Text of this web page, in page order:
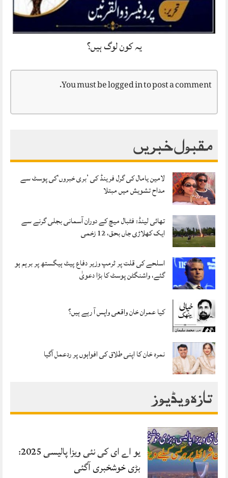
یہ کون لوگ ہیں؟
You must belogged into post a comment.
مقبول خبریں
لامین یامال کی گرل فرینڈ کی ’بری خبروں‘کی پوسٹ سے
مداح تشویش میں مبتلا
تھائی لینڈ: فٹبال میچ کے دوران آسمانی بجلی گرنے سے
ایک کھلاڑی جاں بحق، 12 زخمی
اسلحے کی قلت پر ٹرمپ وزیر دفاع پیٹ ہیگستھ پر برہم ہو
گئے، واشنگٹن پوسٹ کا بڑا دعویٰ
کیا عمران خان واقعی واپس آ رہے ہیں؟
نمرہ خان کا اپنی طلاق کی افواہوں پر ردعمل آگیا
تازہ ویڈیوز
یو اے ای کی نئی ویزا پالیسی 2025:
بڑی خوشخبری آگئی